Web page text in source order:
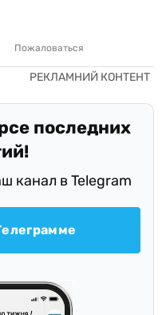
Пожаловаться
последних
канал в Telegram